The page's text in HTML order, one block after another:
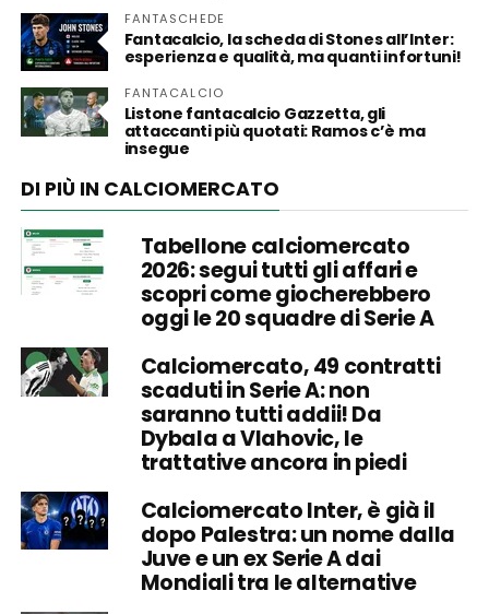
FANTASCHEDE
Fantacalcio, la scheda di Stones all’Inter:
esperienza e qualità, ma quanti infortuni!
FANTACALCIO
Listone fantacalcio Gazzetta, gli
attaccanti più quotati: Ramos c’è ma
insegue
DI PIÙ IN CALCIOMERCATO
Tabellone calciomercato
2026: segui tutti gli affari e
scopri come giocherebbero
oggi le 20 squadre di Serie A
Calciomercato, 49 contratti
scaduti in Serie A: non
saranno tutti addii! Da
Dybala a Vlahovic, le
trattative ancora in piedi
Calciomercato Inter, è già il
dopo Palestra: un nome dalla
Juve e un ex Serie A dai
Mondiali tra le alternative